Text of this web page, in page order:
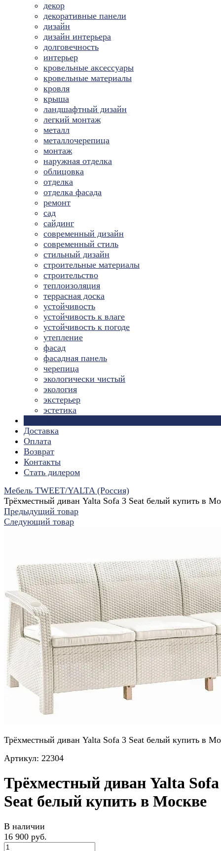
декор
декоративные панели
дизайн
дизайн интерьера
долговечность
интерьер
кровельные аксессуары
кровельные материалы
кровля
крыша
ландшафтный дизайн
легкий монтаж
металл
металлочерепица
монтаж
наружная отделка
облицовка
отделка
отделка фасада
ремонт
сад
сайдинг
современный дизайн
современный стиль
стильный дизайн
строительные материалы
строительство
теплоизоляция
террасная доска
устойчивость
устойчивость к влаге
устойчивость к погоде
утепление
фасад
фасадная панель
черепица
экологически чистый
экология
экстерьер
эстетика
Доставка
Оплата
Возврат
Контакты
Стать дилером
Мебель TWEET/YALTA (Россия)
Трёхместный диван Yalta Sofa 3 Seat белый купить в
Предыдущий товар
Следующий товар
Трёхместный диван Yalta Sofa 3 Seat белый купить в
Артикул: 22304
Трёхместный диван Yalta
Seat белый купить в Москве
В наличии
16 900 руб.